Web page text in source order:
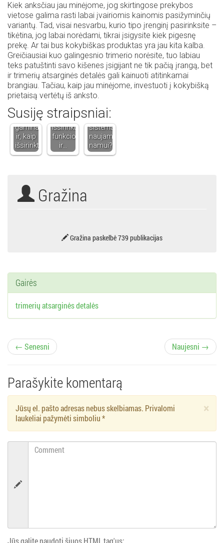
Kiek anksčiau jau minėjome, jog skirtingose prekybos
vietose galima rasti labai įvairiomis kainomis pasižyminčių
variantų. Tad, visai nesvarbu, kurio tipo įrenginį pasirinksite –
tikėtina, jog labai norėdami, tikrai įsigysite kiek pigesnę
prekę. Ar tai bus kokybiškas produktas yra jau kita kalba.
Greičiausiai kuo galingesnio trimerio norėsite, tuo labiau
teks patuštinti savo kišenes įsigijant ne tik pačią įrangą, bet
ir trimerių atsarginės detalės gali kainuoti atitinkamai
brangiau. Tačiau, kaip jau minėjome, investuoti į kokybišką
prietaisą vertėtų iš anksto.
Susiję straipsniai:
Vienkartinės
pirštinės:
iš ko
gaminamos
ir, kaip
išsirinkti?
Roletai
interjere
– kaip
išsirinkti
funkcionalų
ir…
išsirinkti
tinkamą
šildymo
sistemą
naujam
namui?
Gražina
Gražina paskelbė 739 publikacijas
Gairės
trimerių atsarginės detalės
Į
r
a
ų
a
i
← Senesni Naujesni →
Parašykite komentarą
×
Jūsų el. pašto adresas nebus skelbiamas. Privalomi
laukeliai pažymėti simboliu*
Comment
Jūs galite naudoti šiuos HTML tag'us: